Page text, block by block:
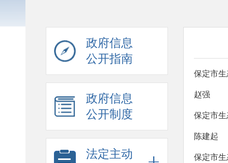
政府信息
公开指南
政府信息
公开制度
法定主动
保定市
赵强
保定市
陈建起
保定市